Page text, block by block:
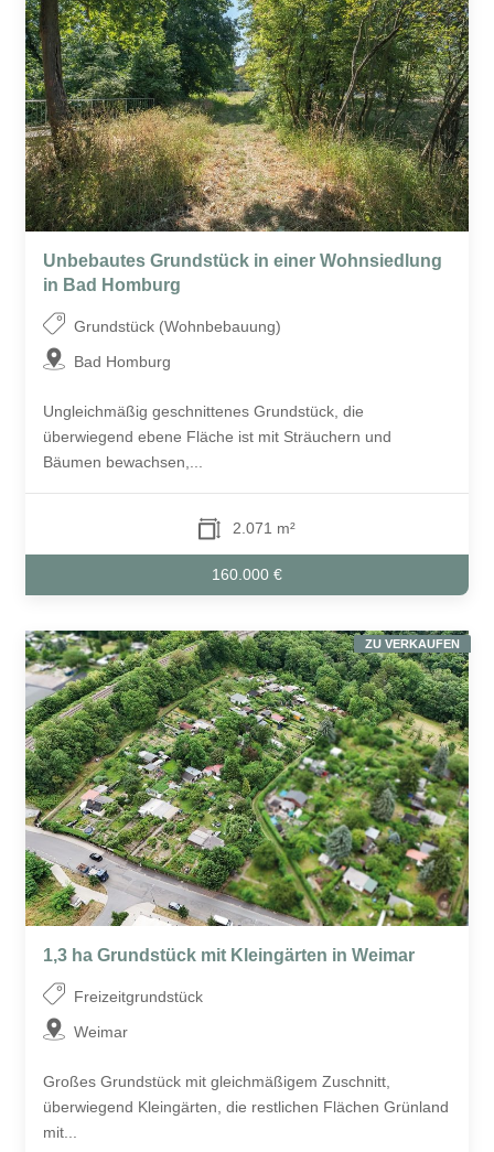
Unbebautes Grundstück in einer Wohnsiedlung
in Bad Homburg
Grundstück (Wohnbebauung)
Bad Homburg
Ungleichmäßig geschnittenes Grundstück, die
überwiegend ebene Fläche ist mit Sträuchern und
Bäumen bewachsen,...
2.071 m²
160.000 €
1,3 ha Grundstück mit Kleingärten in Weimar
Freizeitgrundstück
Weimar
Großes Grundstück mit gleichmäßigem Zuschnitt,
überwiegend Kleingärten, die restlichen Flächen Grünland
mit...
ZU VERKAUFEN